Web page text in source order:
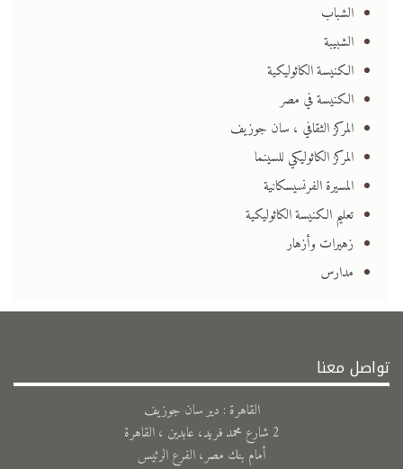
الشباب
الشبيبة
الكنيسة الكاثوليكية
الكنيسة في مصر
المركز الثقافي ، سان جوزيف
المركز الكاثوليكي للسينما
المسيرة الفرنسيسكانية
تعليم الكنيسة الكاثوليكية
زهيرات وأزهار
مدارس
تواصل معنا
القاهرة : دير سان جوزيف
2 شارع محمد فريد، عابدين ، القاهرة
أمام بنك مصر، الفرع الرئيس